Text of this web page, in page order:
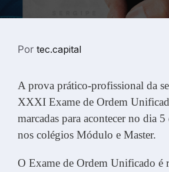
Por tec.capital
A prova prático-profissional da
XXXI Exame de Ordem
marcadas para acontecer no dia
nos colégios Módulo e Master.
O Exame de Ordem Unificado é